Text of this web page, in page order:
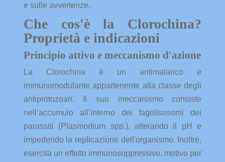
e sulle avvertenze.
Che cos'è la Clorochina?
Proprietà e indicazioni
Principio attivo e meccanismo d'azione
La Clorochina è un antimalarico e
immunomodulante appartenente alla classe degli
antiprotozoari. Il suo meccanismo consiste
nell’accumulo all’interno dei fagolisosomi dei
parassiti (Plasmodium spp.), alterando il pH e
impedendo la replicazione dell'organismo. Inoltre,
esercita un effetto immunosoppressivo, motivo per